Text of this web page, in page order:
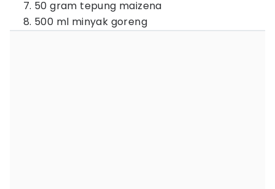
50 gram tepung maizena
500 ml minyak goreng